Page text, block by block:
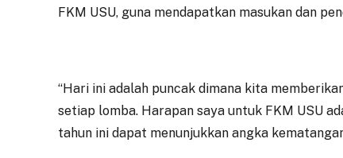
FKM USU, guna mendapatkan masukan dan
“Hari ini adalah puncak dimana kita
setiap lomba. Harapan saya untuk FKM USU
tahun ini dapat menunjukkan angka